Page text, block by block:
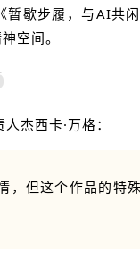
歇步履，与AI共
空间。
杰西卡·万格：
，但这个作品的特